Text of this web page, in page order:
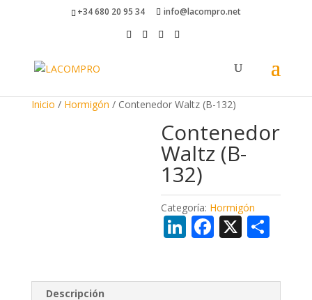
+34 680 20 95 34 info@lacompro.net
Inicio / Hormigón / Contenedor Waltz (B-132)
Contenedor
Waltz (B-
132)
Categoría: Hormigón
Li F X
Descripción